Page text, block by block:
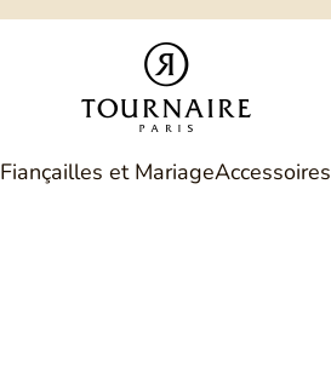
Philippe Tournaire
Fiançailles et MariageAccessoires